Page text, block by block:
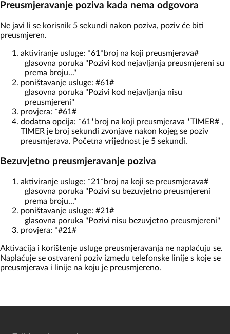
Preusmjeravanje poziva kada nema odgovora
Ne javi li se korisnik 5 sekundi nakon poziva, poziv će biti
preusmjeren.
aktiviranje usluge: *61*broj na koji preusmjerava#
glasovna poruka "Pozivi kod nejavljanja preusmjereni su
prema broju..."
poništavanje usluge: #61#
glasovna poruka "Pozivi kod nejavljanja nisu
preusmjereni"
provjera: *#61#
dodatna opcija: *61*broj na koji preusmjerava *TIMER# ,
TIMER je broj sekundi zvonjave nakon kojeg se poziv
preusmjerava. Početna vrijednost je 5 sekundi.
Bezuvjetno preusmjeravanje poziva
aktiviranje usluge: *21*broj na koji se preusmjerava#
glasovna poruka "Pozivi su bezuvjetno preusmjereni
prema broju..."
poništavanje usluge: #21#
glasovna poruka "Pozivi nisu bezuvjetno preusmjereni"
provjera: *#21#
Aktivacija i korištenje usluge preusmjeravanja ne naplaćuju se.
Naplaćuje se ostvareni poziv između telefonske linije s koje se
preusmjerava i linije na koju je preusmjereno.